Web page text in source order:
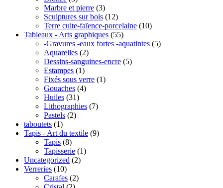
Marbre et pierre (3)
Sculptures sur bois (12)
Terre cuite-faïence-porcelaine (10)
Tableaux - Arts graphiques (55)
-Gravures -eaux fortes -aquatintes (5)
Aquarelles (2)
Dessins-sanguines-encre (5)
Estampes (1)
Fixés sous verre (1)
Gouaches (4)
Huiles (31)
Lithographies (7)
Pastels (2)
taboutets (1)
Tapis - Art du textile (9)
Tapis (8)
Tapisserie (1)
Uncategorized (2)
Verreries (10)
Carafes (2)